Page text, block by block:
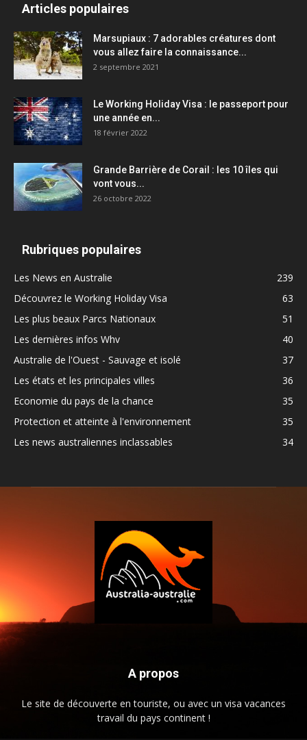
Articles populaires
Marsupiaux : 7 adorables créatures dont
vous allez faire la connaissance...
2 septembre 2021
Le Working Holiday Visa : le passeport pour
une année en...
18 février 2022
Grande Barrière de Corail : les 10 îles qui
vont vous...
26 octobre 2022
Rubriques populaires
Les News en Australie
239
Découvrez le Working Holiday Visa
63
Les plus beaux Parcs Nationaux
51
Les dernières infos Whv
40
Australie de l'Ouest - Sauvage et isolé
37
Les états et les principales villes
36
Economie du pays de la chance
35
Protection et atteinte à l'environnement
35
Les news australiennes inclassables
34
A propos
Le site de découverte en touriste, ou avec un visa vacances
travail du pays continent !